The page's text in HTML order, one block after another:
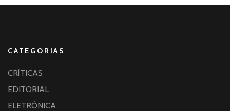
CATEGORIAS
CRÍTICAS
EDITORIAL
ELETRÔNICA